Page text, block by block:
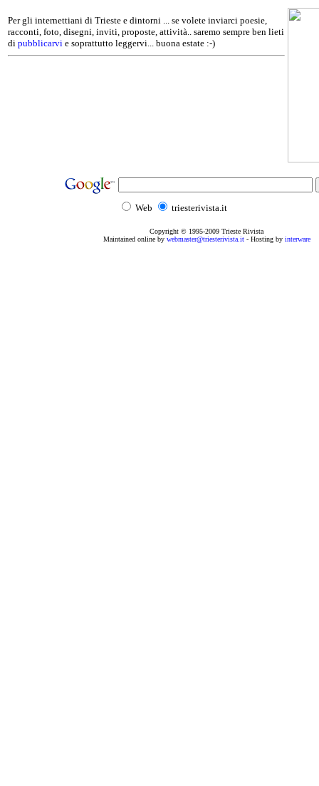
Per gli internettiani di Trieste e dintorni ... se volete inviarci poesie,
racconti, foto, disegni, inviti, proposte, attività.. saremo sempre ben lieti
di pubblicarvi e soprattutto leggervi... buona estate :-)
Web triesterivista.it
Copyright © 1995-2009 Trieste Rivista
Maintained online by webmaster@triesterivista.it- Hosting by interware